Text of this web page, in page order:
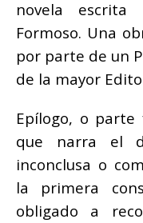
novela
Formoso. Una
por parte de un
de la mayor
Epílogo, o
que narra el
inconclusa o
la primera
obligado a